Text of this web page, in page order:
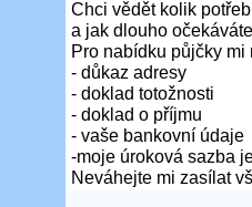
Chci vědět kolik
a jak dlouho
Pro nabídku půjčky mi
- důkaz adresy
- doklad totožnosti
- doklad o příjmu
- vaše bankovní údaje
-moje úroková sazba
Neváhejte mi zasílat